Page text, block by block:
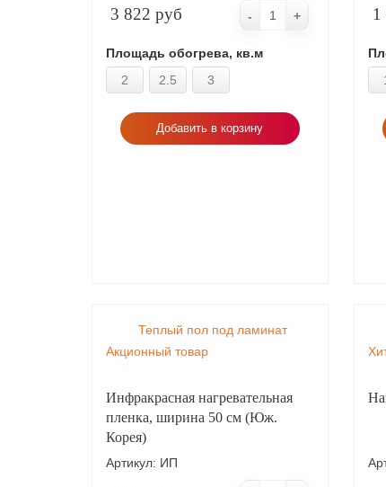
3 822 руб
Площадь обогрева, кв.м
2
2.5 3
- +
Добавить в корзину
1
Теплый пол под ламинат
Акционный товар
Инфракрасная нагревательная
пленка, ширина 50 см (Юж.
Корея)
Артикул: ИП